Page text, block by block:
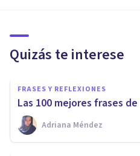
Quizás te interese
FRASES Y REFLEXIONES
Las 100 mejores frases
Adriana Méndez